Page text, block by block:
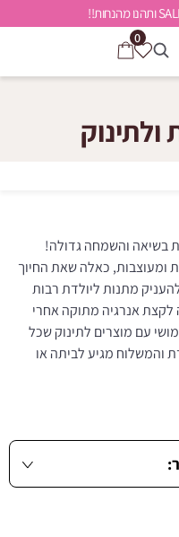
0
ולתינוק
בשיאה והשמחה גדולה!
ומעוצבות, כאלה שאת החיוך
מתנות ליולדת רבות
לקצת אנרגיה מתוקה אחרי
עם מוצרים לתינוק שכל
והמשלוח מגיע לביתה או